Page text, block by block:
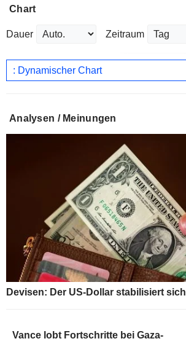
Chart
Dauer Zeitraum
: Dynamischer Chart
Analysen / Meinungen
Devisen: Der US-Dollar stabilisiert sich
Vance lobt Fortschritte bei Gaza-